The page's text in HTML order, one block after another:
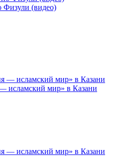
Физули (видео)
исламский мир» в Казани